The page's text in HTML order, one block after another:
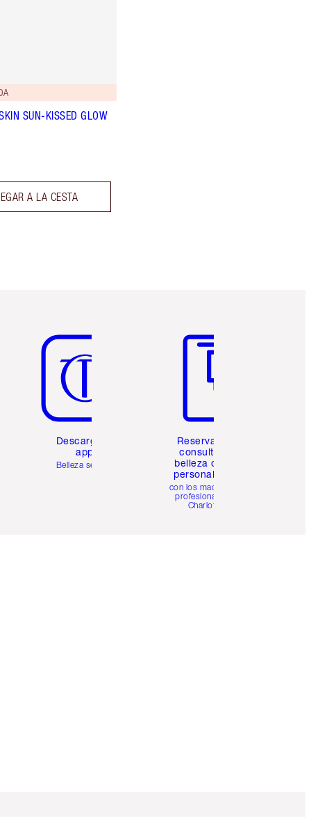
SUN-KISSED GLOW
A LA CESTA
Descarga la
app
Belleza sencilla
Reserva una
consulta de
belleza online
personalizada
con los maquillistas
profesionales de
Charlotte.